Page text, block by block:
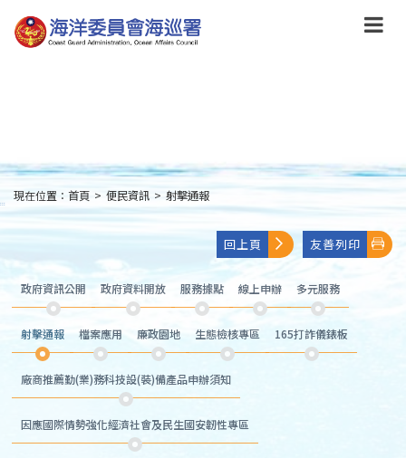
到
主
:::
現在位置： 首頁 > 便民資訊 > 射擊通報
回上頁 友善列印
政府資訊公開 政府資料開放 服務據點 線上申辦 多元服務
射擊通報 檔案應用 廉政園地 生態檢核專區 165打詐儀錶板
廠商推薦勤(業)務科技設(裝)備產品申辦須知
因應國際情勢強化經濟社會及民生國安韌性專區